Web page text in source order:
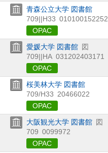
青森公立大学 図書館
709||H33 010100152252
OPAC
愛媛大学 図書館 図
709||HA 031202403171
OPAC
桜美林大学 図書館
709/H33 20466022
OPAC
大阪観光大学 図書館 図
709 0099972
OPAC